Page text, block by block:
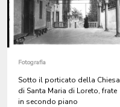
Fotografia
Sotto il porticato della Chiesa
di Santa Maria di Loreto, frate
in secondo piano